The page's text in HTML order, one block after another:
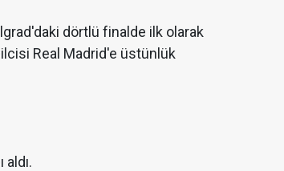
dörtlü finalde ilk olarak
Real Madrid'e üstünlük